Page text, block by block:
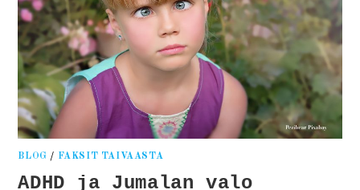
BLOG / FAKSIT TAIVAASTA
ADHD ja Jumalan valo